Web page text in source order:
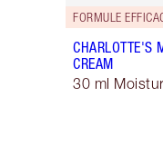
CHARLOTTE'S
CREAM
30 ml